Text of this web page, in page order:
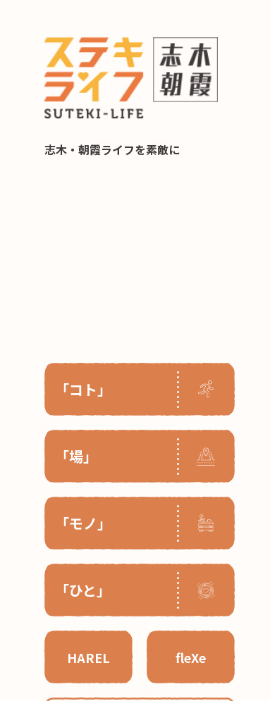
志木・朝霞ライフを素敵に
「コト」
「場」
「モノ」
「ひと」
HAREL fleXe
替え相談